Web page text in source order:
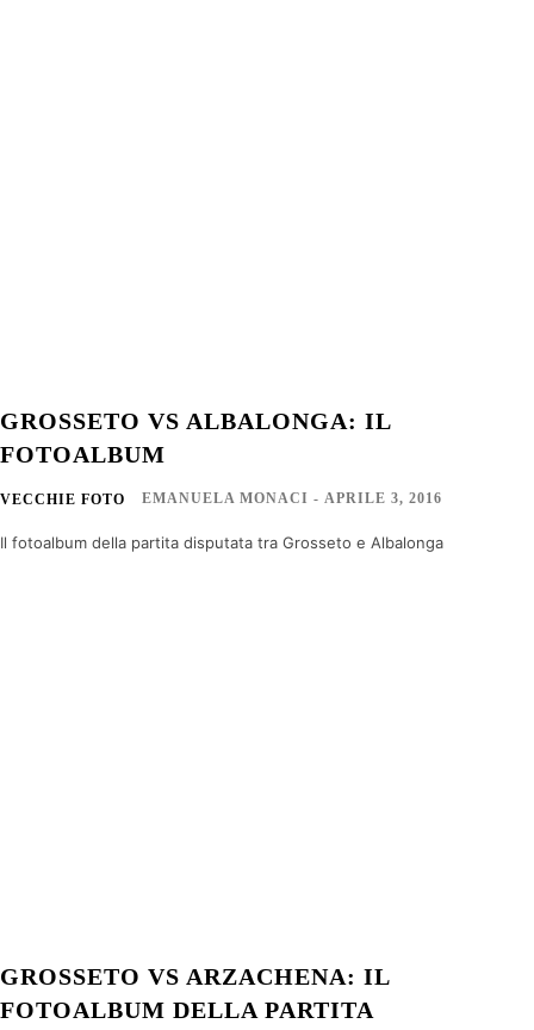
GROSSETO VS ALBALONGA: IL
FOTOALBUM
VECCHIE FOTO EMANUELA MONACI - APRILE 3, 2016
Il fotoalbum della partita disputata tra Grosseto e Albalonga
GROSSETO VS ARZACHENA: IL
FOTOALBUM DELLA PARTITA